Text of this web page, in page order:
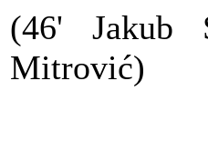
(46' Jakub
Mitrović)